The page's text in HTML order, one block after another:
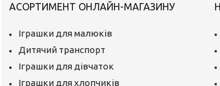
АСОРТИМЕНТ ОНЛАЙН-МАГАЗИНУ
Іграшки для малюків
Дитячий транспорт
Іграшки для дівчаток
Іграшки для хлопчиків